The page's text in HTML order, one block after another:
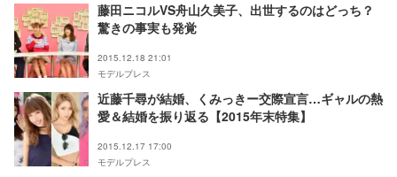
藤田ニコルVS舟山久美子、出世するのはどっち？
驚きの事実も発覚
2015.12.18 21:01
モデルプレス
近藤千尋が結婚、くみっきー交際宣言…ギャルの熱
愛＆結婚を振り返る【2015年末特集】
2015.12.17 17:00
モデルプレス